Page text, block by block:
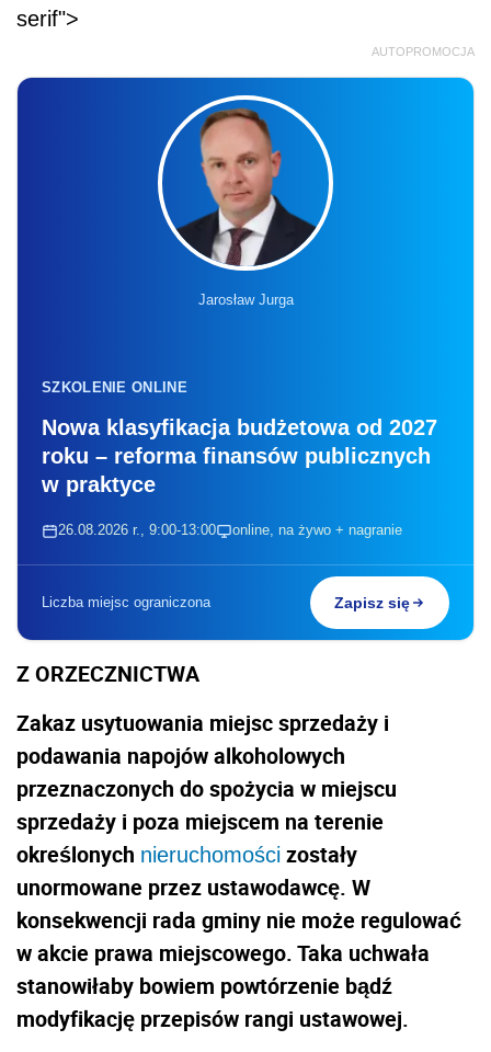
serif">
AUTOPROMOCJA
Jarosław Jurga
SZKOLENIE ONLINE
Nowa klasyfikacja budżetowa od 2027
roku – reforma finansów publicznych
w praktyce
26.08.2026 r., 9:00-13:00 online, na żywo + nagranie
Liczba miejsc ograniczona Zapisz się
Z ORZECZNICTWA
Zakaz usytuowania miejsc sprzedaży i
podawania napojów alkoholowych
przeznaczonych do spożycia w miejscu
sprzedaży i poza miejscem na terenie
określonych nieruchomości zostały
unormowane przez ustawodawcę. W
konsekwencji rada gminy nie może regulować
w akcie prawa miejscowego. Taka uchwała
stanowiłaby bowiem powtórzenie bądź
modyfikację przepisów rangi ustawowej.